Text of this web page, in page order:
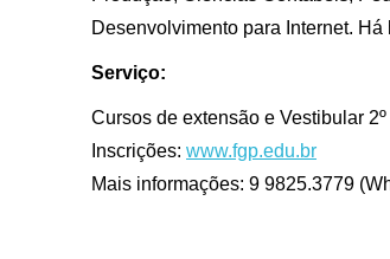
Desenvolvimento para Internet.
Serviço:
Cursos de extensão e Vestibular
Inscrições: www.fgp.edu.br
Mais informações: 9 9825.3779